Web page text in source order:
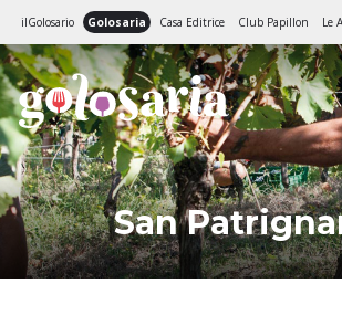
ilGolosario Golosaria Casa Editrice Club Papillon Le
San